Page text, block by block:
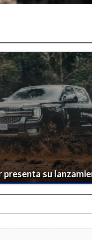
presenta su